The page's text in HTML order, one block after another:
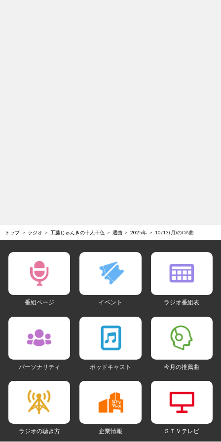
トップ ラジオ 工藤じゅんきの十人十色 選曲 2025年 10/13(月)のOA曲
番組ページ イベント ラジオ番組表
パーソナリティ ポッドキャスト 今月の推薦曲
ラジオの聴き方 企業情報 ＳＴＶテレビ